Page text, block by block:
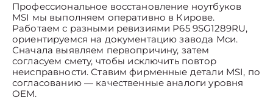
Профессиональное восстановление ноутбуков
MSI мы выполняем оперативно в Кирове.
Работаем с разными ревизиями P65 9SG1289RU,
ориентируемся на документацию завода Мси.
Сначала выявляем первопричину, затем
согласуем смету, чтобы исключить повтор
неисправности. Ставим фирменные детали MSI, по
согласованию — качественные аналоги уровня
OEM.